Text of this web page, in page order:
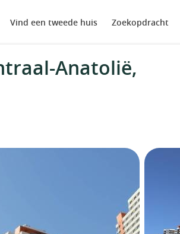
Vind een tweede huis Zoekopdracht
Anatolië,